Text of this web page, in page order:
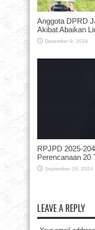
Anggota DPRD
Akibat Abaikan
Desember 9, 2024
RPJPD 2025-
Perencanaan 20
September 16, 2024
LEAVE A REPLY